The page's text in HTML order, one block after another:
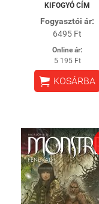
KIFOGYÓ CÍM
Fogyasztói ár:
6495 Ft
Online ár:
5 195 Ft
 KOSÁRBA